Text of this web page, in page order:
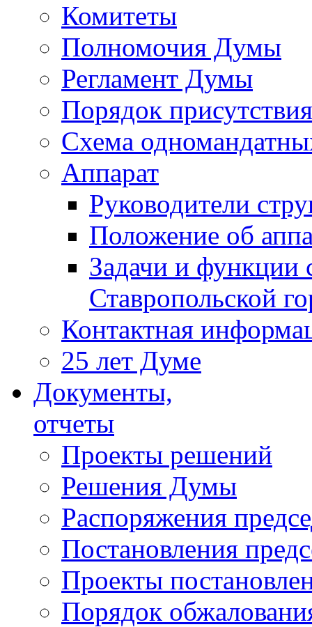
Комитеты
Полномочия Думы
Регламент Думы
Порядок
Схема
Аппарат
Руководители
Положение об
Задачи и функции
Ставропольской
Контактная
25 лет Думе
Документы,
отчеты
Проекты решений
Решения Думы
Распоряжения
Постановления
Проекты
Порядок